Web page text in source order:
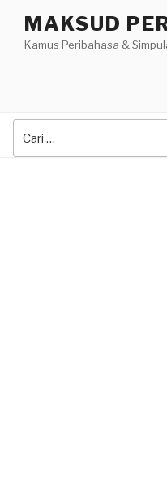
content
MAKSUD
Kamus Peribahasa &